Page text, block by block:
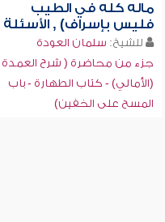
ماله كله في الطيب
فليس بإسراف) , الأسئلة
للشيخ: سلمان العودة
جزء من محاضرة ( شرح العمدة
(الأمالي) - كتاب الطهارة - باب
المسح على الخفين)